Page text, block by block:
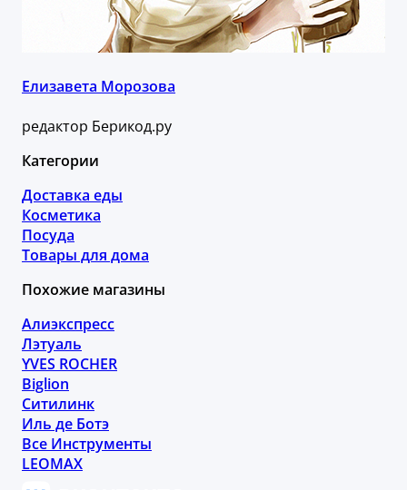
Елизавета Морозова
редактор Берикод.ру
Категории
Доставка еды
Косметика
Посуда
Товары для дома
Похожие магазины
Алиэкспресс
Лэтуаль
YVES ROCHER
Biglion
Ситилинк
Иль де Ботэ
Все Инструменты
LEOMAX